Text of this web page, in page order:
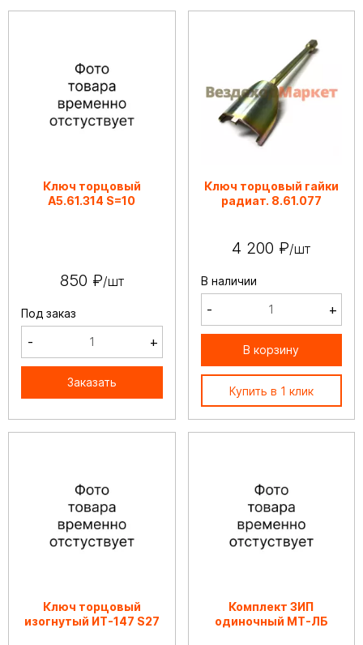
Ключ торцовый
А5.61.314 S=10
850 ₽/шт
Под заказ
- +
Заказать
Ключ торцовый гайки
радиат. 8.61.077
4 200 ₽/шт
В наличии
- +
В корзину
Купить в 1 клик
Ключ торцовый
изогнутый ИТ-147 S27
Комплект ЗИП
одиночный МТ-ЛБ